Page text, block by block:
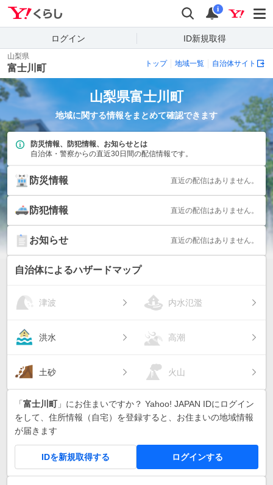
検索 通知
i
ログイン ID新規取得
山梨県
富士川町 トップ 地域一覧 自治体サイト
山梨県富士川町
地域に関する情報をまとめて確認できます
防災情報、防犯情報、お知らせとは
自治体・警察からの直近30日間の配信情報です。
防災情報 直近の配信はありません。
防犯情報 直近の配信はありません。
お知らせ 直近の配信はありません。
自治体によるハザードマップ
津波 内水氾濫
洪水 高潮
土砂 火山
「富士川町」にお住まいですか？ Yahoo! JAPAN IDにログイン
をして、住所情報（自宅）を登録すると、お住まいの地域情報
が届きます
IDを新規取得する ログインする